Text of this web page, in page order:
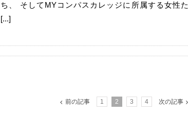
ち、 そしてMYコンパスカレッジに所属する女性た
[...]
前の記事 1 2 3 4 次の記事